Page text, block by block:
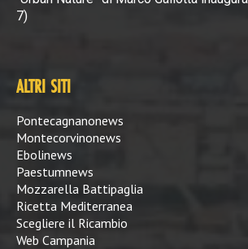
7)
ALTRI SITI
Pontecagnanonews
Montecorvinonews
Ebolinews
Paestumnews
Mozzarella Battipaglia
Ricetta Mediterranea
Scegliere il Ricambio
Web Campania